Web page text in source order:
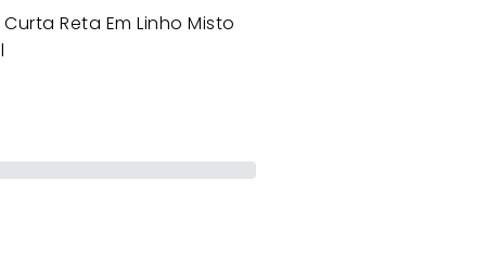
Reta Em Linho Misto